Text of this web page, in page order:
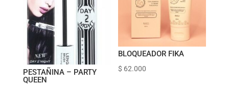
PESTAÑINA – PARTY
QUEEN
BLOQUEADOR FIKA
$ 62.000